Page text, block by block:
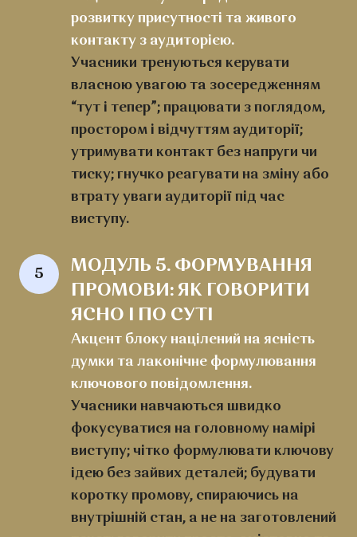
розвитку присутності та живого
контакту з аудиторією.
Учасники тренуються керувати
власною увагою та зосередженням
“тут і тепер”; працювати з поглядом,
простором і відчуттям аудиторії;
утримувати контакт без напруги чи
тиску; гнучко реагувати на зміну або
втрату уваги аудиторії під час
виступу.
5
МОДУЛЬ 5. ФОРМУВАННЯ
ПРОМОВИ: ЯК ГОВОРИТИ
ЯСНО І ПО СУТІ
Акцент блоку націлений на ясність
думки та лаконічне формулювання
ключового повідомлення.
Учасники навчаються швидко
фокусуватися на головному намірі
виступу; чітко формулювати ключову
ідею без зайвих деталей; будувати
коротку промову, спираючись на
внутрішній стан, а не на заготовлений